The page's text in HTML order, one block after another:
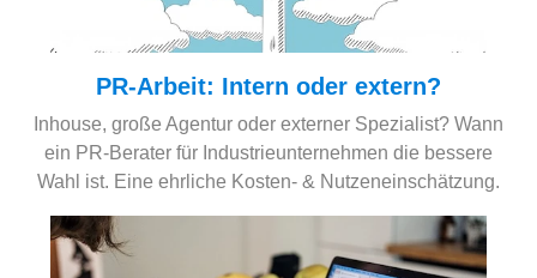
PR-Arbeit: Intern oder extern?
Inhouse, große Agentur oder externer Spezialist? Wann
ein PR-Berater für Industrieunternehmen die bessere
Wahl ist. Eine ehrliche Kosten- & Nutzeneinschätzung.